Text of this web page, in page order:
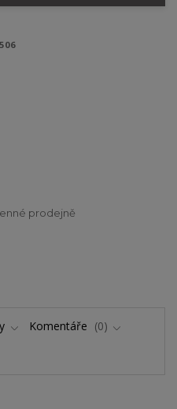
prodejně
Komentáře
0